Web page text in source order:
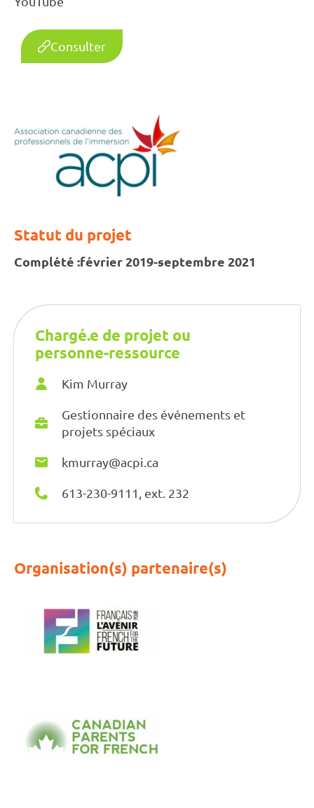
Statut du projet
Complété :février 2019-septembre 2021
Chargé.e de projet ou
personne-ressource
Kim Murray
Gestionnaire des événements et
projets spéciaux
kmurray@acpi.ca
613-230-9111, ext. 232
Organisation(s) partenaire(s)
Consulter